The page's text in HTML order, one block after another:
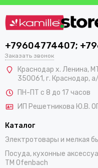
+79604774407;
Заказать звонок
Краснодар х. Ленина,
350061, г. Краснодар,
ПН-ПТ с 8 до 17 часов
ИП Решетникова Ю.В.
Каталог
Электротовары и мелкая
Посуда, кухонные
TM Ofenbach